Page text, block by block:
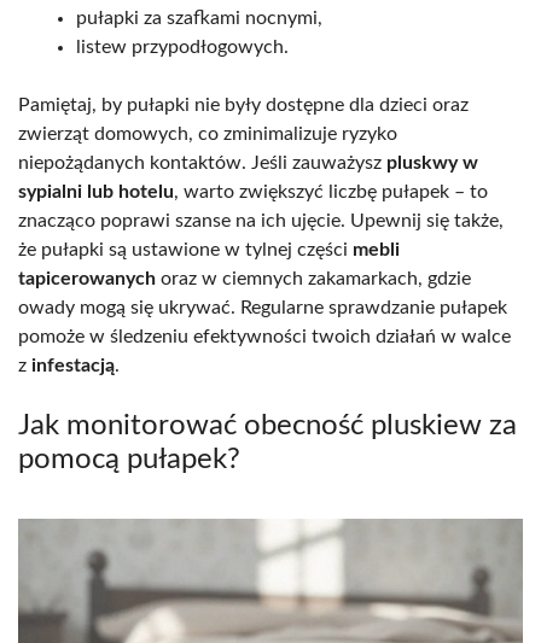
pułapki za szafkami nocnymi,
listew przypodłogowych.
Pamiętaj, by pułapki nie były dostępne dla dzieci oraz
zwierząt domowych, co zminimalizuje ryzyko
niepożądanych kontaktów. Jeśli zauważysz pluskwy w
sypialni lub hotelu, warto zwiększyć liczbę pułapek – to
znacząco poprawi szanse na ich ujęcie. Upewnij się także,
że pułapki są ustawione w tylnej części mebli
tapicerowanych oraz w ciemnych zakamarkach, gdzie
owady mogą się ukrywać. Regularne sprawdzanie pułapek
pomoże w śledzeniu efektywności twoich działań w walce
z infestacją.
Jak monitorować obecność pluskiew za
pomocą pułapek?